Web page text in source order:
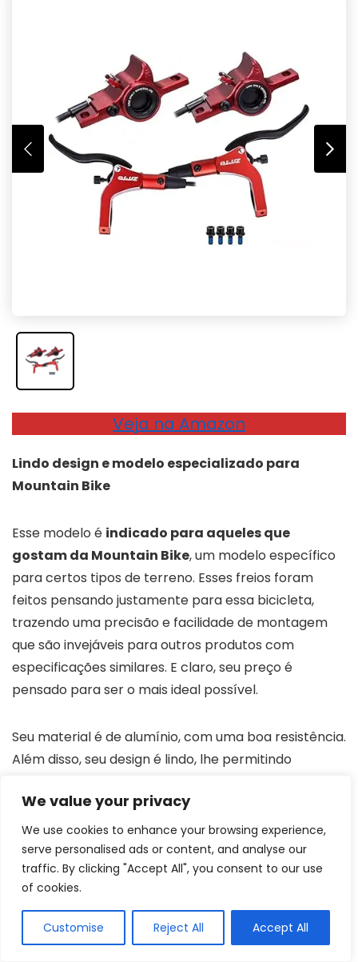
We value your privacy
We use cookies to enhance your browsing experience,
serve personalised ads or content, and analyse our
traffic. By clicking "Accept All", you consent to our use
of cookies.
Customise Reject All Accept All
Veja na Amazon
Lindo design e modelo especializado para
Mountain Bike
Esse modelo é indicado para aqueles que
gostam da Mountain Bike, um modelo específico
para certos tipos de terreno. Esses freios foram
feitos pensando justamente para essa bicicleta,
trazendo uma precisão e facilidade de montagem
que são invejáveis para outros produtos com
especificações similares. E claro, seu preço é
pensado para ser o mais ideal possível.
Seu material é de alumínio, com uma boa resistência.
Além disso, seu design é lindo, lhe permitindo
modelo vermelho e chamativo
visual único para a sua Mountain Bike se destacar
das demais bicicletas. Segurança, qualidade e beleza
em um só produto.
A Aoutecen é muito conhecida é uma
excelente, responsável por criar produtos que